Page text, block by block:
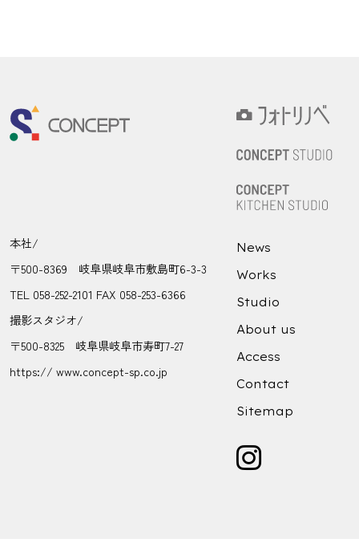
本社/
〒500-8369 岐阜県岐阜市敷島町6-3-3
TEL 058-252-2101 FAX 058-253-6366
撮影スタジオ/
〒500-8325 岐阜県岐阜市寿町7-27
https:// www.concept-sp.co.jp
News
Works
Studio
About us
Access
Contact
Sitemap